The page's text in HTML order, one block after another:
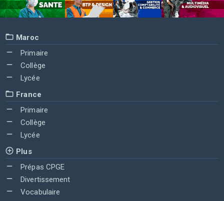
Maroc
Primaire
Collège
Lycée
France
Primaire
Collège
Lycée
Plus
Prépas CPGE
Divertissement
Vocabulaire